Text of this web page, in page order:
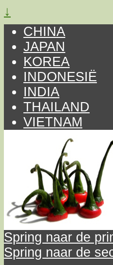
↓
CHINA
JAPAN
KOREA
INDONESIË
INDIA
THAILAND
VIETNAM
Spring naar de
Spring naar de